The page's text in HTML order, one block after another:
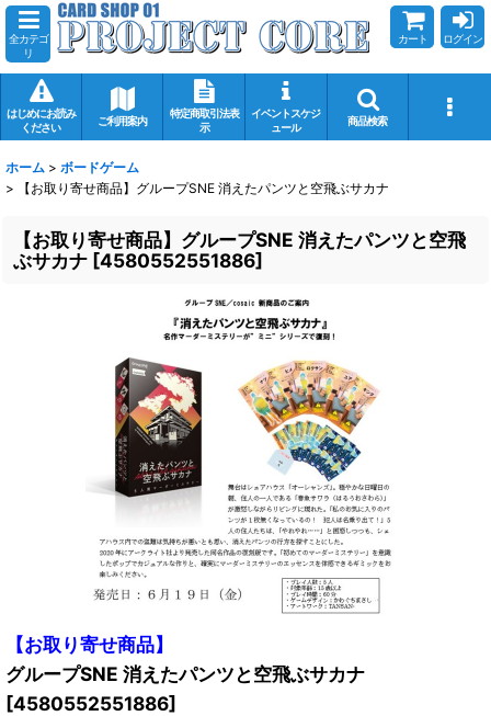
全カテゴ
リ
カート ログイン
はじめにお読み
ください
ご利用案内
特定商取引法表
示
イベントスケジ
ュール
商品検索
ホーム > ボードゲーム
>
【お取り寄せ商品】グループSNE 消えたパンツと空飛ぶサカナ
【お取り寄せ商品】グループSNE 消えたパンツと空飛
ぶサカナ [4580552551886]
【お取り寄せ商品】
グループSNE 消えたパンツと空飛ぶサカナ
[4580552551886]